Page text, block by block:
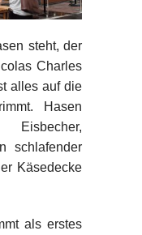
steht, der
Charles
alles auf die
Hasen
schlafender
Käsedecke
als erstes